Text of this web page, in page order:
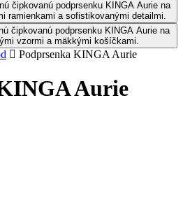
Podprsenka KINGA Aurie
Aurie